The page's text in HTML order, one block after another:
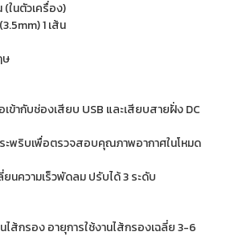
(ในตัวเครื่อง)
1 เส้น
ษ
เข้ากับช่องเสียบ USB และเสียบสายฝั่ง DC
ระพริบเพื่อตรวจสอบคุณภาพอากาศในโหมด
นความเร็วพัดลม ปรับได้ 3 ระดับ
ไส้กรอง อายุการใช้งานไส้กรองเฉลี่ย 3-6